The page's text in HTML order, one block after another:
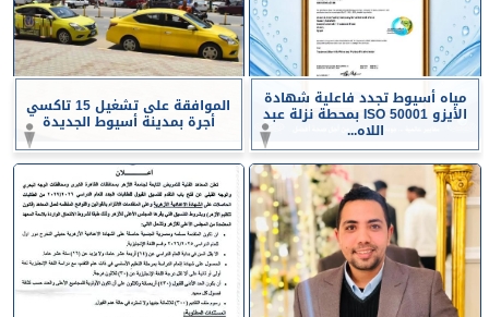
مياه أسيوط تجدد فاعلية شهادة
الأيزو ISO 50001 بمحطة نزلة عبد
اللاه...
الموافقة على تشغيل 15 تاكسي
أجرة بمدينة أسيوط الجديدة